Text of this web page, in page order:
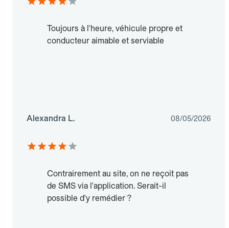
Toujours à l'heure, véhicule propre et
conducteur aimable et serviable
Alexandra L. 08/05/2026
Contrairement au site, on ne reçoit pas
de SMS via l'application. Serait-il
possible d'y remédier ?